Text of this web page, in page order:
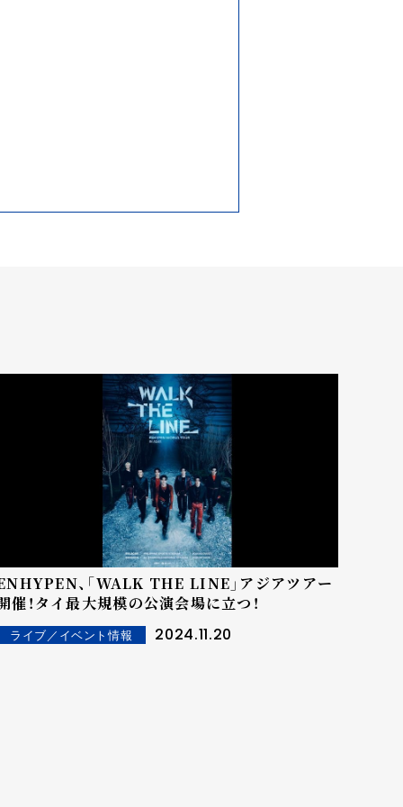
、「WALK THE LINE」アジアツアー
催！タイ最大規模の公演会場に立つ！
ライブ／イベント情報 2024.11.20